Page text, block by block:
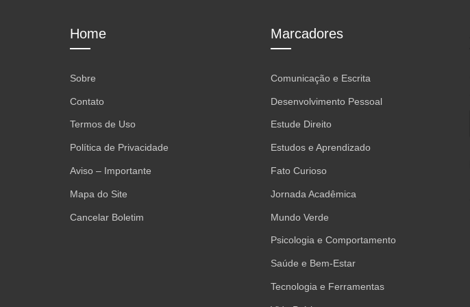
Home
Sobre
Contato
Termos de Uso
Política de Privacidade
Aviso – Importante
Mapa do Site
Cancelar Boletim
Marcadores
Comunicação e Escrita
Desenvolvimento Pessoal
Estude Direito
Estudos e Aprendizado
Fato Curioso
Jornada Acadêmica
Mundo Verde
Psicologia e Comportamento
Saúde e Bem-Estar
Tecnologia e Ferramentas